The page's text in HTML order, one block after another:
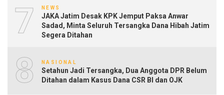
7 NEWS
JAKA Jatim Desak KPK Jemput Paksa Anwar
Sadad, Minta Seluruh Tersangka Dana Hibah Jatim
Segera Ditahan
8 NASIONAL
Setahun Jadi Tersangka, Dua Anggota DPR Belum
Ditahan dalam Kasus Dana CSR BI dan OJK